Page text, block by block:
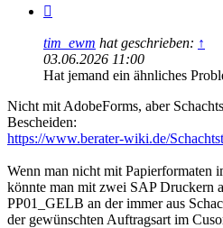
tim_ewm hat geschrieben: ↑
03.06.2026 11:00
Hat jemand ein ähnliches
Nicht mit AdobeForms, aber
Bescheiden:
https://www.berater-wiki.de/
Wenn man nicht mit Papierformaten
könnte man mit zwei SAP Druckern
PP01_GELB an der immer aus
der gewünschten Auftragsart im